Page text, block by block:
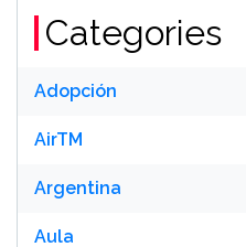
Categories
Adopción
AirTM
Argentina
Aula